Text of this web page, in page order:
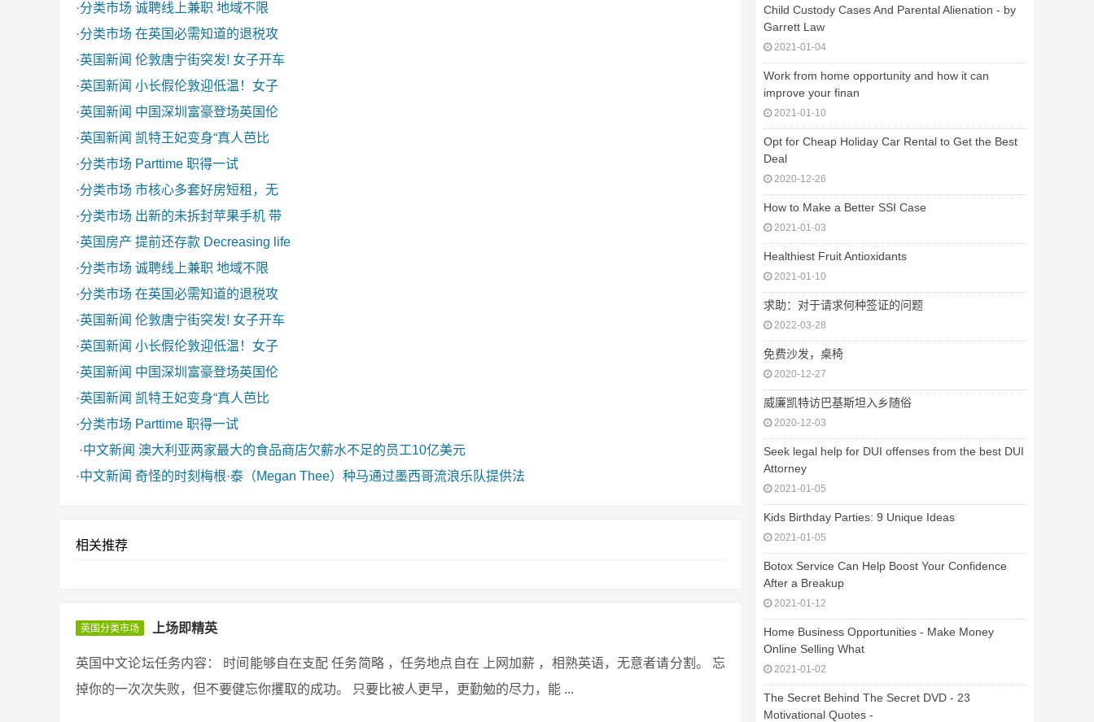
·分类市场 诚聘线上兼职 地域不限
·分类市场 在英国必需知道的退税攻
·英国新闻 伦敦唐宁街突发! 女子开车
·英国新闻 小长假伦敦迎低温！女子
·英国新闻 中国深圳富豪登场英国伦
·英国新闻 凯特王妃变身“真人芭比
·分类市场 Parttime 职得一试
·分类市场 市核心多套好房短租，无
·分类市场 出新的未拆封苹果手机 带
·英国房产 提前还存款 Decreasing life
·分类市场 诚聘线上兼职 地域不限
·分类市场 在英国必需知道的退税攻
·英国新闻 伦敦唐宁街突发! 女子开车
·英国新闻 小长假伦敦迎低温！女子
·英国新闻 中国深圳富豪登场英国伦
·英国新闻 凯特王妃变身“真人芭比
·分类市场 Parttime 职得一试
·中文新闻 澳大利亚两家最大的食品商店欠薪水不足的员工10亿美元
·中文新闻 奇怪的时刻梅根·泰（Megan Thee）种马通过墨西哥流浪乐队提供法
相关推荐
英国分类市场 上场即精英
英国中文论坛任务内容： 时间能够自在支配 任务简略 ，任务地点自在 上网加薪 ，相熟英语，无意者请分割。 忘
掉你的一次次失败，但不要健忘你攫取的成功。 只要比被人更早，更勤勉的尽力，能 ...
Child Custody Cases And Parental Alienation - by
Garrett Law
2021-01-04
Work from home opportunity and how it can
improve your finan
2021-01-10
Opt for Cheap Holiday Car Rental to Get the Best
Deal
2020-12-26
How to Make a Better SSI Case
2021-01-03
Healthiest Fruit Antioxidants
2021-01-10
求助：对于请求何种签证的问题
2022-03-28
免费沙发，桌椅
2020-12-27
威廉凯特访巴基斯坦入乡随俗
2020-12-03
Seek legal help for DUI offenses from the best DUI
Attorney
2021-01-05
Kids Birthday Parties: 9 Unique Ideas
2021-01-05
Botox Service Can Help Boost Your Confidence
After a Breakup
2021-01-12
Home Business Opportunities - Make Money
Online Selling What
2021-01-02
The Secret Behind The Secret DVD - 23
Motivational Quotes -